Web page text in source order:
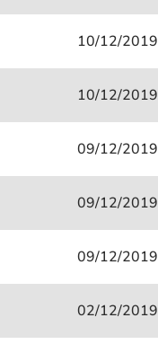
10/12/2019
10/12/2019
09/12/2019
09/12/2019
09/12/2019
02/12/2019